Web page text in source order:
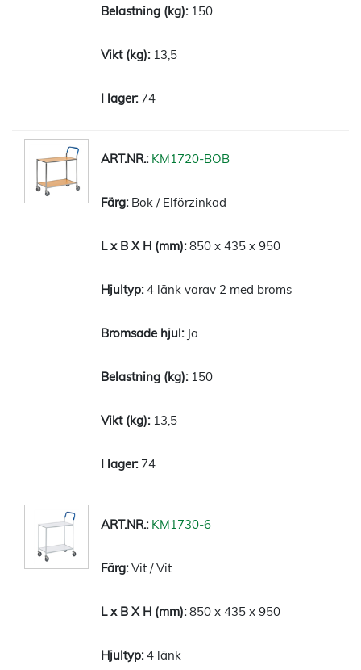
150
13,5
74
KM1720-BOB
Bok / Elförzinkad
850 x 435 x 950
4 länk varav 2 med broms
Ja
150
13,5
74
KM1730-6
Vit / Vit
850 x 435 x 950
4 länk